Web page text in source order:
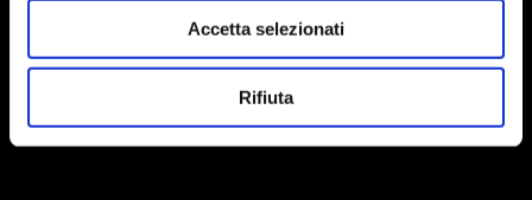
Accetta selezionati
Rifiuta